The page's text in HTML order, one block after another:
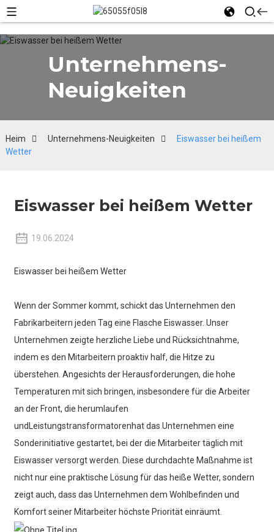
Unternehmens-
Neuigkeiten
Heim Unternehmens-Neuigkeiten
Eiswasser bei heißem
Wetter
Eiswasser bei heißem Wetter
19.06.2024
Eiswasser bei heißem Wetter
Wenn der Sommer kommt, schickt das Unternehmen den
Fabrikarbeitern jeden Tag eine Flasche Eiswasser. Unser
Unternehmen zeigte herzliche Liebe und Rücksichtnahme,
indem es den Mitarbeitern proaktiv half, die Hitze zu
überstehen. Angesichts der Herausforderungen, die hohe
Temperaturen mit sich bringen, insbesondere für die Arbeiter
an der Front, die herumlaufen
und Leistungstransformatorenhat das Unternehmen eine
Sonderinitiative gestartet, bei der die Mitarbeiter täglich mit
Eiswasser versorgt werden. Diese durchdachte Maßnahme ist
nicht nur eine praktische Lösung für das heiße Wetter, sondern
zeigt auch, dass das Unternehmen dem Wohlbefinden und
Komfort seiner Mitarbeiter höchste Priorität einräumt.